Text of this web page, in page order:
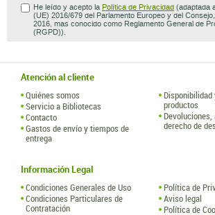
He leído y acepto la Política de Privacidad (adaptada
(UE) 2016/679 del Parlamento Europeo y del
2016, mas conocido como Reglamento General de
(RGPD)).
Atención al cliente
Quiénes somos
Servicio a Bibliotecas
Contacto
Gastos de envío y tiempos de
entrega
productos
derecho de
Información Legal
Condiciones Generales de Uso
Condiciones Particulares de
Contratación
Política de
Aviso legal
Política de